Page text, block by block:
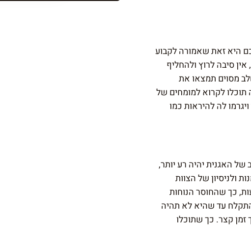
היא זאת שאמורה לקבוע
סיבה לרוץ ולהחליף
מסוים תמצאו את
תוכלו לקרוא למומחים של
לה להיראות כמו
האגנית יהיה רע יותר,
ולניסיון של הצוות
כך שהחוסר הנוחות
עד שהיא לא תהיה
קצר. כך שתוכלו